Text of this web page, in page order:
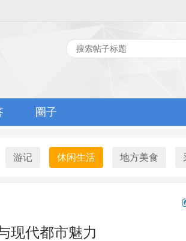
圈子
游记 休闲生活 地方美食
现代都市魅力